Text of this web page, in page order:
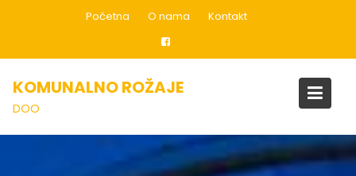
Početna O nama Kontakt
KOMUNALNO ROŽAJE
DOO